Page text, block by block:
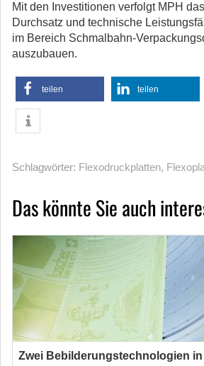
Mit den Investitionen verfolgt MPH
Durchsatz und technische
im Bereich Schmalbahn-
auszubauen.
teilen teilen
Schlagwörter: Flexodruckplatten,
Das könnte Sie auch
Zwei Bebilderungstechnologien